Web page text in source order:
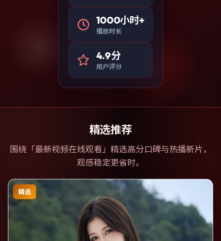
1000小时+
播放时长
4.9分
用户评分
精选推荐
围绕「最新视频在线观看 」精选高分口碑与热播新片，
观感稳定更省时。
精选